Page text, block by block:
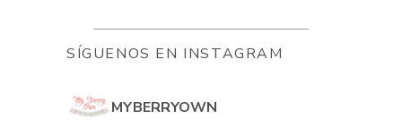
SÍGUENOS EN INSTAGRAM
MYBERRYOWN